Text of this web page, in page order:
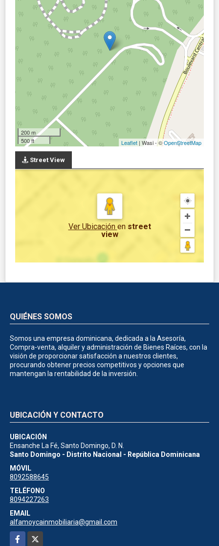
200 m
500 ft
Leaflet | Wasi - ©OpenStreetMap
Street View
Ver Ubicación en street
view
QUIÉNES SOMOS
Somos una empresa dominicana, dedicada a la Asesoría,
Compra-venta, alquiler y administración de Bienes Raíces, con la
visión de proporcionar satisfacción a nuestros clientes,
procurando obtener precios competitivos y opciones que
mantengan la rentabilidad de la inversión.
UBICACIÓN Y CONTACTO
UBICACIÓN
Ensanche La Fé, Santo Domingo, D. N.
Santo Domingo - Distrito Nacional - República Dominicana
MÓVIL
8092588645
TELÉFONO
8094227263
EMAIL
alfamoycainmobiliaria@gmail.com
Facebook